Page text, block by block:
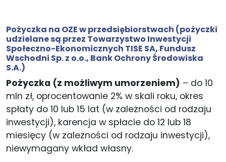
Pożyczka na OZE w przedsiębiorstwach (pożyczki
udzielane są przez Towarzystwo Inwestycji
Społeczno-Ekonomicznych TISE SA, Fundusz
Wschodni Sp. z o.o., Bank Ochrony Środowiska
S.A.)
Pożyczka (z możliwym umorzeniem) – do 10
mln zł, oprocentowanie 2% w skali roku, okres
spłaty do 10 lub 15 lat (w zależności od rodzaju
inwestycji), karencja w spłacie do 12 lub 18
miesięcy (w zależności od rodzaju inwestycji),
niewymagany wkład własny.